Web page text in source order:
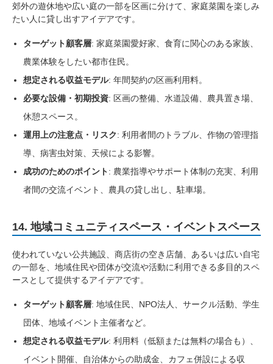
郊外の遊休地や広い庭の一部を区画に分けて、家庭菜園を楽しみ
たい人に貸し出すアイデアです。
ターゲット顧客層: 家庭菜園愛好家、食育に関心のある家族、
農業体験をしたい都市住民。
想定される収益モデル: 年間契約の区画利用料。
必要な設備・初期投資: 区画の整備、水道設備、農具置き場、
休憩スペース。
運用上の注意点・リスク: 利用者間のトラブル、作物の管理指
導、病害虫対策、天候による影響。
成功のためのポイント: 農業指導やサポート体制の充実、利用
者間の交流イベント、農具の貸し出し、駐車場。
14. 地域コミュニティスペース・イベントスペース
使われていない公共施設、商店街の空き店舗、あるいは広い自宅
の一部を、地域住民や団体が交流や活動に利用できる多目的スペ
ースとして提供するアイデアです。
ターゲット顧客層: 地域住民、NPO法人、サークル活動、学生
団体、地域イベント主催者など。
想定される収益モデル: 利用料（低額または無料の場合も）、
イベント開催、自治体からの助成金、カフェ併設による収